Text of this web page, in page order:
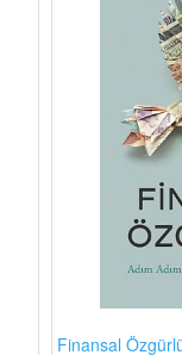
Finansal